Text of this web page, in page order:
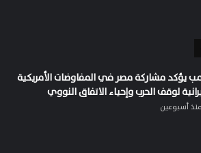
يؤكد مشاركة مصر في المفاوضات الأمريكية
لوقف الحرب وإحياء الاتفاق النووي
منذ أسبوعين